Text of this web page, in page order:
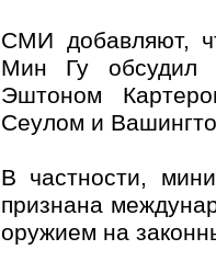
СМИ добавляют,
Мин Гу обсудил
Эштоном
Сеулом и
В частности,
признана
оружием на